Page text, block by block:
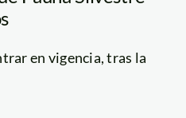
en vigencia, tras la